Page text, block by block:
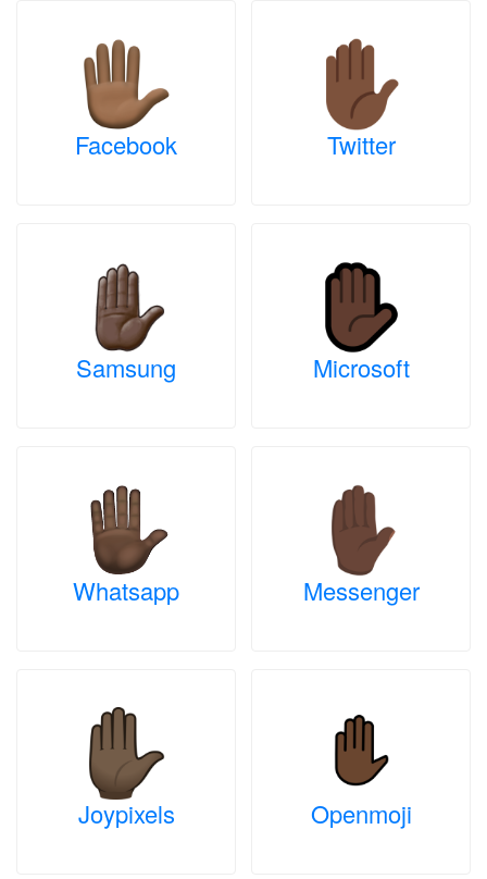
Facebook Twitter
Samsung Microsoft
Whatsapp Messenger
Joypixels Openmoji